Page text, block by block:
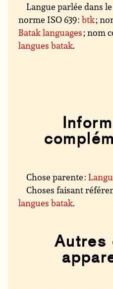
Langue parlée dans
norme ISO 639 :btk;
Batak languages; nom
langues batak.
Chose parente :
Choses faisant
langues batak.
Autres